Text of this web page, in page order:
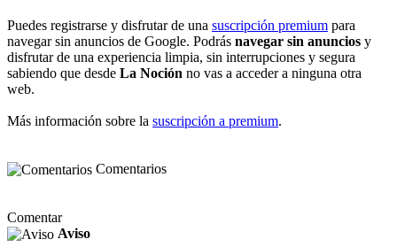
Puedes registrarse y disfrutar de una suscripción premium para
navegar sin anuncios de Google. Podrás navegar sin anuncios y
disfrutar de una experiencia limpia, sin interrupciones y segura
sabiendo que desde La Noción no vas a acceder a ninguna otra
web.
Más información sobre la suscripción a premium.
Comentarios
Comentar
Aviso